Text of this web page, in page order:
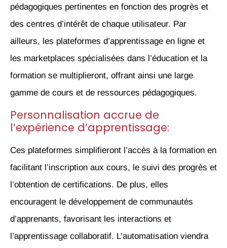
pédagogiques pertinentes en fonction des progrès et
des centres d’intérêt de chaque utilisateur. Par
ailleurs, les plateformes d’apprentissage en ligne et
les marketplaces spécialisées dans l’éducation et la
formation se multiplieront, offrant ainsi une large
gamme de cours et de ressources pédagogiques.
Personnalisation accrue de
l’expérience d’apprentissage:
Ces plateformes simplifieront l’accès à la formation en
facilitant l’inscription aux cours, le suivi des progrès et
l’obtention de certifications. De plus, elles
encouragent le développement de communautés
d’apprenants, favorisant les interactions et
l’apprentissage collaboratif. L’automatisation viendra